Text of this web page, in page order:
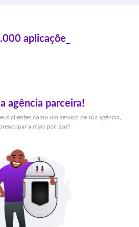
aplicações se
agência parceira!
clientes como um serviço de sua agência,
a mais por isso?